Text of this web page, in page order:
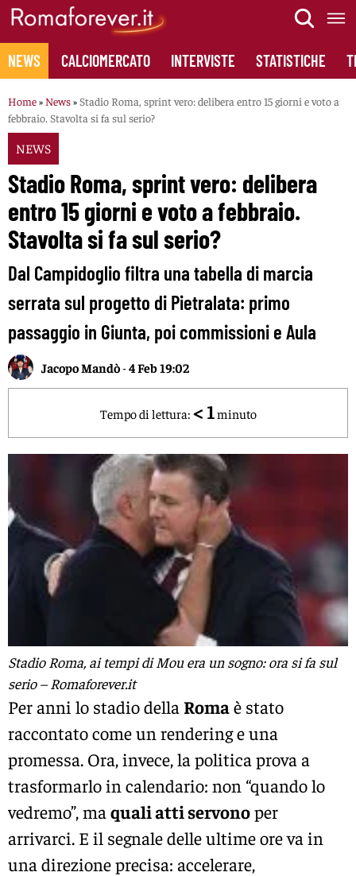
Skip
content
NEWS CALCIOMERCATO INTERVISTE STATISTICHE
Home» News»Stadio Roma, sprint vero: delibera entro 15 giorni e voto a
febbraio. Stavolta si fa sul serio?
NEWS
Stadio Roma, sprint vero: delibera
entro 15 giorni e voto a febbraio.
Stavolta si fa sul serio?
Dal Campidoglio filtra una tabella di marcia
serrata sul progetto di Pietralata: primo
passaggio in Giunta, poi commissioni e Aula
Jacopo Mandò-4 Feb 19:02
Tempo di lettura: < 1 minuto
Stadio Roma, ai tempi di Mou era un sogno: ora si fa sul
serio – Romaforever.it
Per anni lo stadio della Romaè stato
raccontato come un rendering e una
promessa. Ora, invece, la politica prova a
trasformarlo in calendario: non “quando lo
vedremo”, ma quali atti servonoper
arrivarci. E il segnale delle ultime ore va in
una direzione precisa: accelerare,